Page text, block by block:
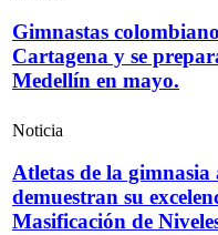
Gimnastas
Cartagena y se
Medellín en mayo.
Noticia
Atletas de la
demuestran su
Masificación de